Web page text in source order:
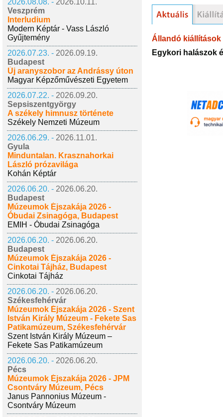
2026.08.08. - 2026.10.11.
Veszprém
Interludium
Modern Képtár - Vass László
Gyűjtemény
2026.07.23. - 2026.09.19.
Budapest
Új aranyszobor az Andrássy úton
Magyar Képzőművészeti Egyetem
2026.07.22. - 2026.09.20.
Sepsiszentgyörgy
A székely himnusz története
Székely Nemzeti Múzeum
2026.06.29. - 2026.11.01.
Gyula
Minduntalan. Krasznahorkai
László prózavilága
Kohán Képtár
2026.06.20. - 2026.06.20.
Budapest
Múzeumok Éjszakája 2026 -
Óbudai Zsinagóga, Budapest
EMIH - Óbudai Zsinagóga
2026.06.20. - 2026.06.20.
Budapest
Múzeumok Éjszakája 2026 -
Cinkotai Tájház, Budapest
Cinkotai Tájház
2026.06.20. - 2026.06.20.
Székesfehérvár
Múzeumok Éjszakája 2026 - Szent
István Király Múzeum - Fekete Sas
Patikamúzeum, Székesfehérvár
Szent István Király Múzeum –
Fekete Sas Patikamúzeum
2026.06.20. - 2026.06.20.
Pécs
Múzeumok Éjszakája 2026 - JPM
Csontváry Múzeum, Pécs
Janus Pannonius Múzeum -
Csontváry Múzeum
Állandó kiállítások
Egykori halászok